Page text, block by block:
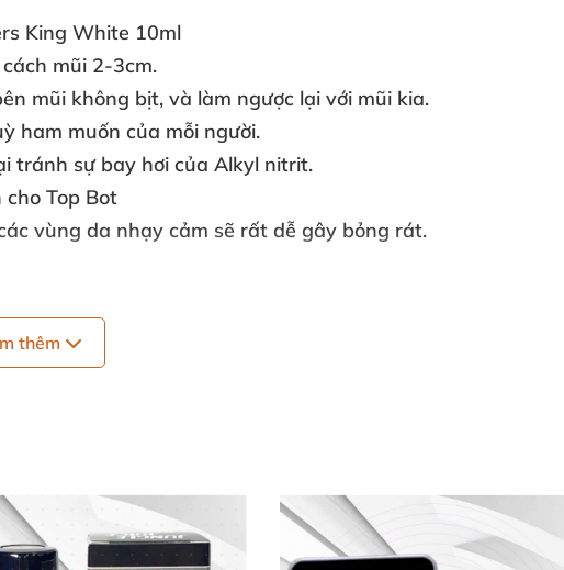
King White 10ml
mũi 2-3cm.
mũi không bịt, và làm ngược lại với mũi kia.
ham muốn của mỗi người.
tránh sự bay hơi của Alkyl nitrit.
Top Bot
vùng da nhạy cảm sẽ rất dễ gây bỏng rát.
thêm